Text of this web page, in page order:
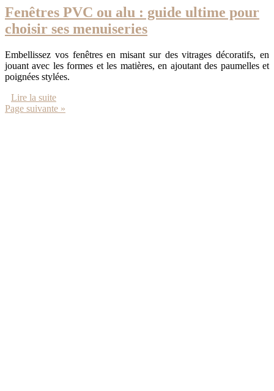
Fenêtres PVC ou alu : guide ultime pour
choisir ses menuiseries
Embellissez vos fenêtres en misant sur des vitrages décoratifs, en
jouant avec les formes et les matières, en ajoutant des paumelles et
poignées stylées.
Lire la suite
Page suivante »